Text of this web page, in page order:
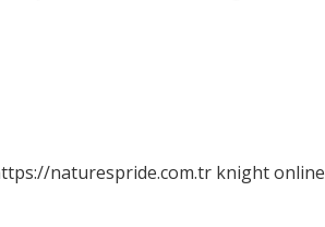
naturespride.com.tr knight online